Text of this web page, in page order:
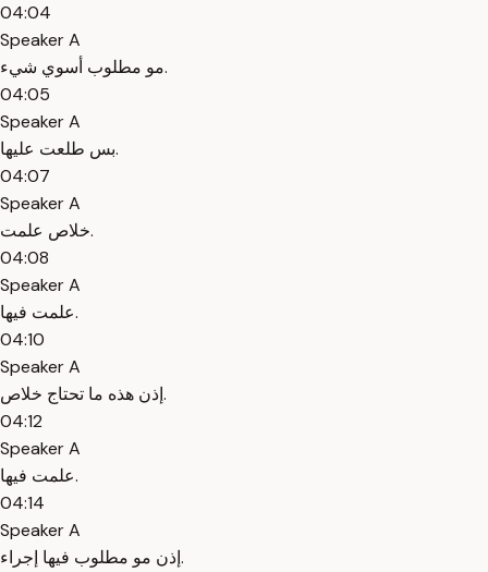
04:04
Speaker A
مو مطلوب أسوي شيء.
04:05
Speaker A
بس طلعت عليها.
04:07
Speaker A
خلاص علمت.
04:08
Speaker A
علمت فيها.
04:10
Speaker A
إذن هذه ما تحتاج خلاص.
04:12
Speaker A
علمت فيها.
04:14
Speaker A
إذن مو مطلوب فيها إجراء.